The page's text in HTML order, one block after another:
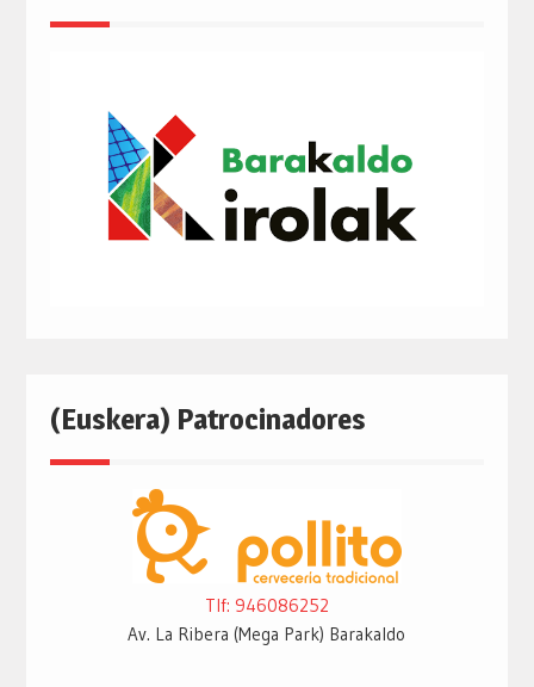
(Euskera) Patrocinadores
Tlf: 946086252
Av. La Ribera (Mega Park) Barakaldo